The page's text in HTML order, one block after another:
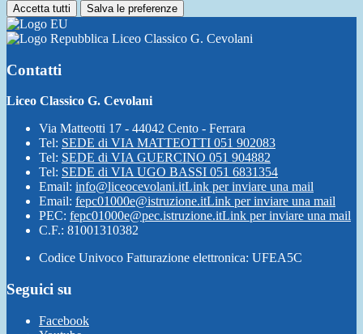
Accetta tutti Salva le preferenze
Liceo Classico G. Cevolani
Contatti
Liceo Classico G. Cevolani
Via Matteotti 17 - 44042 Cento - Ferrara
Tel: SEDE di VIA MATTEOTTI 051 902083
Tel: SEDE di VIA GUERCINO 051 904882
Tel: SEDE di VIA UGO BASSI 051 6831354
Email: info@liceocevolani.itLink per inviare una mail
Email: fepc01000e@istruzione.itLink per inviare una mail
PEC: fepc01000e@pec.istruzione.itLink per inviare una mail
C.F.: 81001310382
Codice Univoco Fatturazione elettronica: UFEA5C
Seguici su
Facebook